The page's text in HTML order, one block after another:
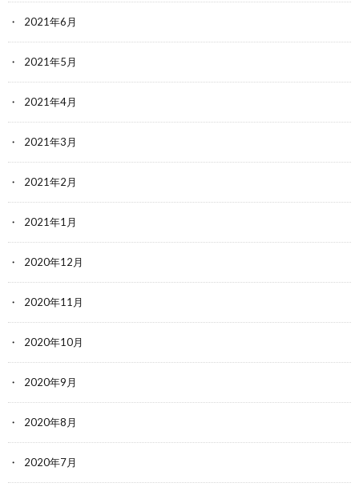
2021年6月
2021年5月
2021年4月
2021年3月
2021年2月
2021年1月
2020年12月
2020年11月
2020年10月
2020年9月
2020年8月
2020年7月